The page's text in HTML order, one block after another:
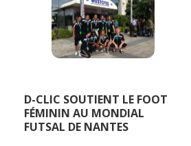
D-CLIC SOUTIENT LE FOOT
FÉMININ AU MONDIAL
FUTSAL DE NANTES